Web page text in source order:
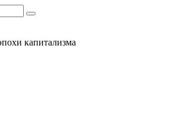
капитализма